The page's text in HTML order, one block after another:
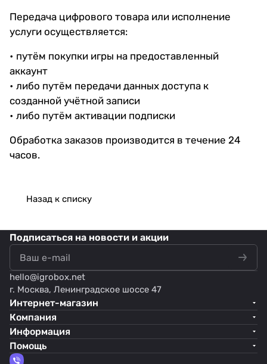
Передача цифрового товара или исполнение
услуги осуществляется:
• путём покупки игры на предоставленный
аккаунт
• либо путём передачи данных доступа к
созданной учётной записи
• либо путём активации подписки
Обработка заказов производится в течение 24
часов.
Назад к списку
Подписаться на новости и акции
hello@igrobox.net
г. Москва, Ленинградское шоссе 47
Интернет-магазин
Компания
Информация
Помощь